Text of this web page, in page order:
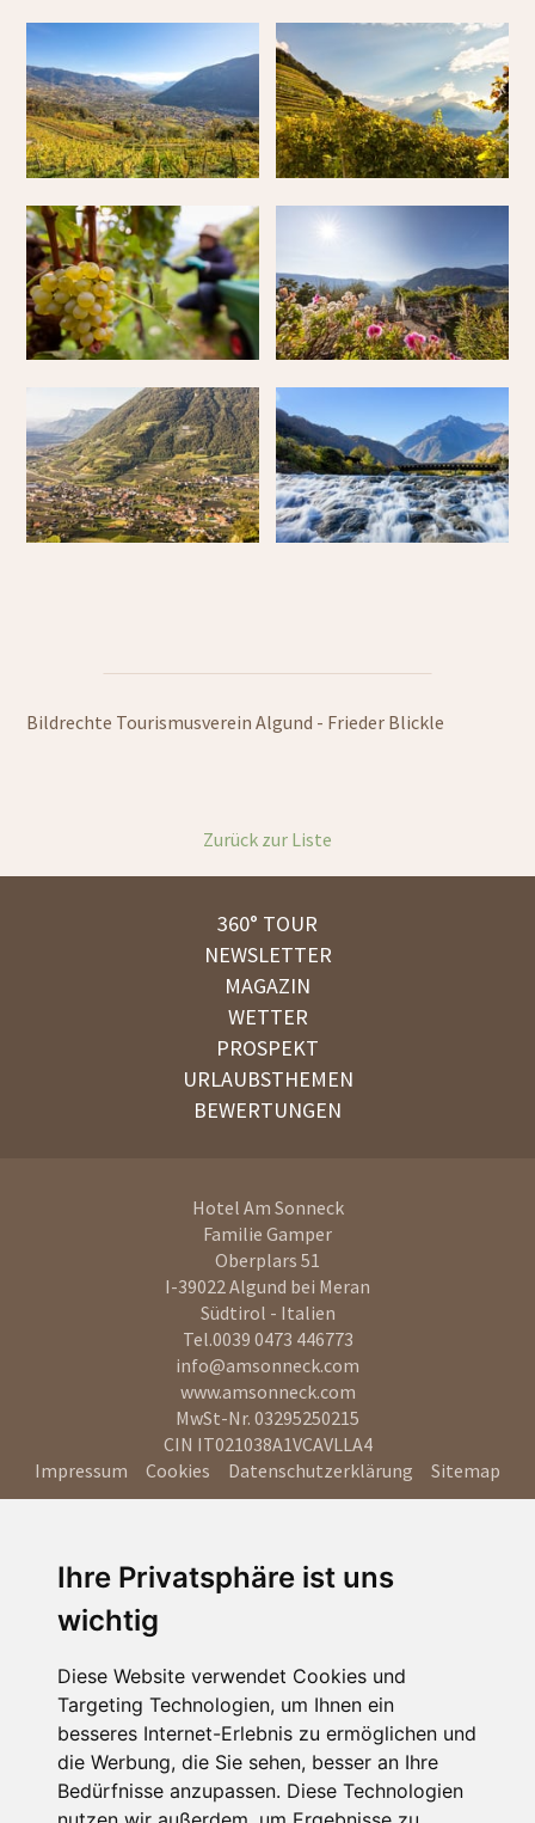
Ihre Privatsphäre ist uns
wichtig
Diese Website verwendet Cookies und
Targeting Technologien, um Ihnen ein
besseres Internet-Erlebnis zu ermöglichen und
die Werbung, die Sie sehen, besser an Ihre
Bedürfnisse anzupassen. Diese Technologien
Bildrechte Tourismusverein Algund - Frieder Blickle
Zurück zur Liste
360° TOUR
NEWSLETTER
MAGAZIN
WETTER
PROSPEKT
URLAUBSTHEMEN
BEWERTUNGEN
Hotel Am Sonneck
Familie Gamper
Oberplars 51
I-39022 Algund bei Meran
Südtirol - Italien
Tel.0039 0473 446773
info@amsonneck.com
www.amsonneck.com
MwSt-Nr. 03295250215
CIN IT021038A1VCAVLLA4
Impressum
Cookies Datenschutzerklärung Sitemap